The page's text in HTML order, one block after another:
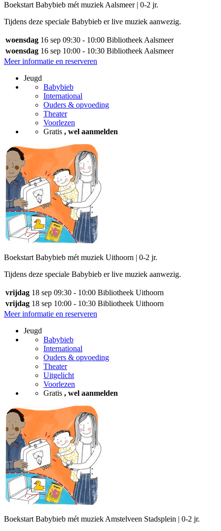
Boekstart Babybieb mét muziek Aalsmeer | 0-2 jr.
Tijdens deze speciale Babybieb er live muziek aanwezig.
woensdag 16 sep 09:30 - 10:00 Bibliotheek Aalsmeer
woensdag 16 sep 10:00 - 10:30 Bibliotheek Aalsmeer
Meer informatie en reserveren
Jeugd
Babybieb
International
Ouders & opvoeding
Theater
Voorlezen
Gratis , wel aanmelden
Boekstart Babybieb mét muziek Uithoorn | 0-2 jr.
Tijdens deze speciale Babybieb er live muziek aanwezig.
vrijdag 18 sep 09:30 - 10:00 Bibliotheek Uithoorn
vrijdag 18 sep 10:00 - 10:30 Bibliotheek Uithoorn
Meer informatie en reserveren
Jeugd
Babybieb
International
Ouders & opvoeding
Theater
Uitgelicht
Voorlezen
Gratis , wel aanmelden
Boekstart Babybieb mét muziek Amstelveen Stadsplein | 0-2 jr.